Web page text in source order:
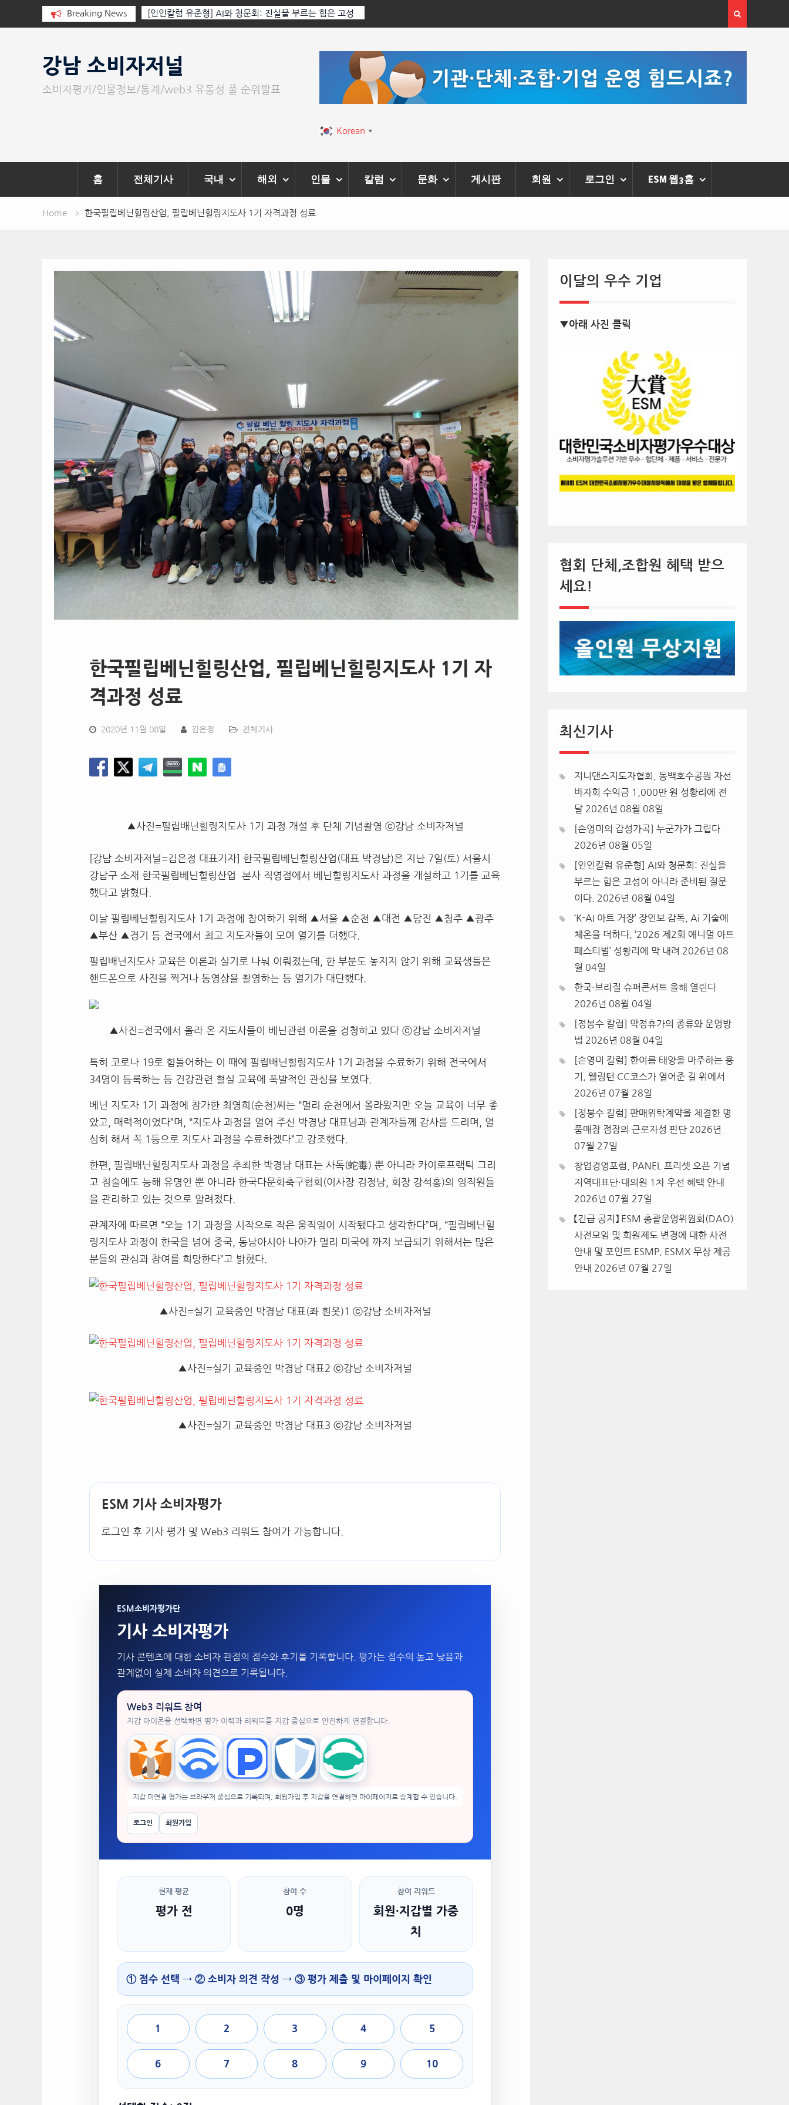
Breaking News
군가가 그립다
[인인칼럼 유준형] AI와 청문회: 진실을 부르는 힘은 고성
이 아니라 준비된 질문이다.
‘2026 제2회 애니멀 아트 페스티벌’ 성황리에 막 내려
강남 소비자저널
소비자평가/인물정보/통계/web3 유동성 풀 순위발표
Korean ▼
홈 전체기사 국내 해외 인물 칼럼 문화 게시판 회원 로그인 ESM 웹3홈
Home 한국필립베닌힐링산업, 필립베닌힐링지도사 1기 자격과정 성료
한국필립베닌힐링산업, 필립베닌힐링지도사 1기 자
격과정 성료
2020년 11월 08일 김은정 전체기사
▲사진=필립배닌힐링지도사 1기 과정 개설 후 단체 기념촬영 ⓒ강남 소비자저널
[강남 소비자저널=김은정 대표기자] 한국필립베닌힐링산업(대표 박경남)은 지난 7일(토) 서울시
강남구 소재 한국필립베닌힐링산업 본사 직영점에서 베닌힐링지도사 과정을 개설하고 1기를 교육
했다고 밝혔다.
이날 필립베닌힐링지도사 1기 과정에 참여하기 위해 ▲서울 ▲순천 ▲대전 ▲당진 ▲청주 ▲광주
▲부산 ▲경기 등 전국에서 최고 지도자들이 모여 열기를 더했다.
필립배닌지도사 교육은 이론과 실기로 나눠 이뤄졌는데, 한 부분도 놓지지 않기 위해 교육생들은
핸드폰으로 사진을 찍거나 동영상을 촬영하는 등 열기가 대단했다.
▲사진=전국에서 올라 온 지도사들이 베닌관련 이론을 경청하고 있다 ⓒ강남 소비자저널
특히 코로나 19로 힘들어하는 이 때에 필립배닌힐링지도사 1기 과정을 수료하기 위해 전국에서
34명이 등록하는 등 건강관련 혈실 교육에 폭발적인 관심을 보였다.
베닌 지도자 1기 과정에 참가한 최영희(순천)씨는 “멀리 순천에서 올라왔지만 오늘 교육이 너무 좋
았고, 매력적이었다”며, “지도사 과정을 열어 주신 박경남 대표님과 관계자들께 감사를 드리며, 열
심히 해서 꼭 1등으로 지도사 과정을 수료하겠다”고 강조했다.
한편, 필립배닌힐링지도사 과정을 추죄한 박경남 대표는 사독(蛇毒) 뿐 아니라 카이로프랙틱 그리
고 침술에도 능해 유명인 뿐 아니라 한국다문화축구협회(이사장 김정남, 회장 강석홍)의 임직원들
을 관리하고 있는 것으로 알려졌다.
관계자에 따르면 “오늘 1기 과정을 시작으로 작은 움직임이 시작됐다고 생각한다”며, “필립베닌힐
링지도사 과정이 한국을 넘어 중국, 동남아시아 나아가 멀리 미국에 까지 보급되기 위해서는 많은
분들의 관심과 참여를 희망한다”고 밝혔다.
▲사진=실기 교육중인 박경남 대표(좌 흰옷)1 ⓒ강남 소비자저널
▲사진=실기 교육중인 박경남 대표2 ⓒ강남 소비자저널
▲사진=실기 교육중인 박경남 대표3 ⓒ강남 소비자저널
ESM 기사 소비자평가
로그인 후 기사 평가 및 Web3 리워드 참여가 가능합니다.
ESM소비자평가단
기사 소비자평가
기사 콘텐츠에 대한 소비자 관점의 점수와 후기를 기록합니다. 평가는 점수의 높고 낮음과
관계없이 실제 소비자 의견으로 기록됩니다.
Web3 리워드 참여
지갑 아이콘을 선택하면 평가 이력과 리워드를 지갑 중심으로 안전하게 연결합니다.
MetaMask WalletConnectTokenPocket Trust Wallet imToken
지갑 미연결 평가는 브라우저 중심으로 기록되며, 회원가입 후 지갑을 연결하면 마이페이지로 승계할 수 있습니다.
로그인 회원가입
현재 평균
평가 전
참여 수
0명
참여 리워드
회원·지갑별 가중
치
① 점수 선택 → ② 소비자 의견 작성 → ③ 평가 제출 및 마이페이지 확인
1 2 3 4 5
6 7 8 9 10
이달의 우수 기업
▼아래 사진 클릭
협회 단체,조합원 혜택 받으
세요!
최신기사
지니댄스지도자협회, 동백호수공원 자선
바자회 수익금 1,000만 원 성황리에 전
달 2026년 08월 08일
[손영미의 감성가곡] 누군가가 그립다
2026년 08월 05일
[인인칼럼 유준형] AI와 청문회: 진실을
부르는 힘은 고성이 아니라 준비된 질문
이다.
2026년 08월 04일
‘K-AI 아트 거장’ 장인보 감독, Ai 기술에
체온을 더하다, ‘2026 제2회 애니멀 아트
페스티벌’ 성황리에 막 내려 2026년 08
월 04일
한국·브라질 슈퍼콘서트 올해 열린다
2026년 08월 04일
[정봉수 칼럼] 약정휴가의 종류와 운영방
법 2026년 08월 04일
[손영미 칼럼] 한여름 태양을 마주하는 용
기, 웰링턴 CC코스가 열어준 길 위에서
2026년 07월 28일
[정봉수 칼럼] 판매위탁계약을 체결한 명
품매장 점장의 근로자성 판단 2026년
07월 27일
창업경영포럼, PANEL 프리셋 오픈 기념
지역대표단·대의원 1차 우선 혜택 안내
2026년 07월 27일
【긴급 공지】 ESM 총괄운영위원회(DAO)
사전모임 및 회원제도 변경에 대한 사전
안내 및 포인트 ESMP, ESMX 무상 제공
안내 2026년 07월 27일